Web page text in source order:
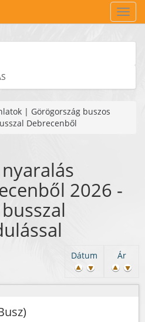
| Görögország buszos
Debrecenből
2026 -
Ár
Dátum